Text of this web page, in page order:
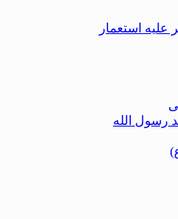
استعمار
رسول الله